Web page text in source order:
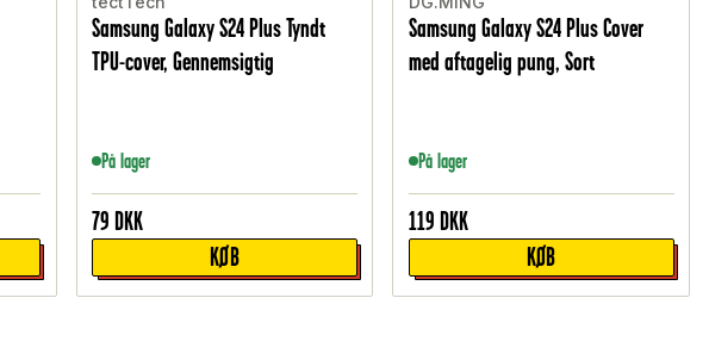
Samsung Galaxy S24 Plus Tyndt
TPU-cover, Gennemsigtig
På lager
79 DKK
KØB
Samsung Galaxy S24 Plus Cover
med aftagelig pung, Sort
På lager
119 DKK
KØB